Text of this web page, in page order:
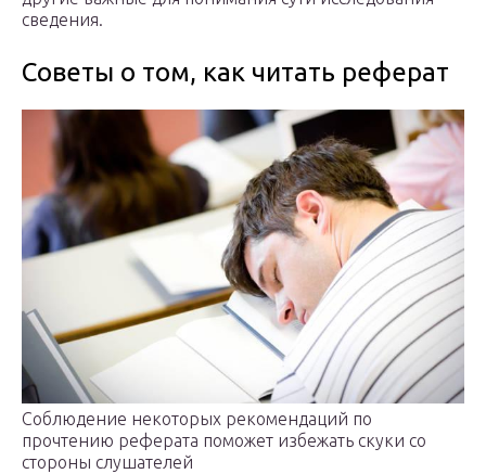
сведения.
Советы о том, как читать реферат
Соблюдение некоторых рекомендаций по
прочтению реферата поможет избежать скуки со
стороны слушателей